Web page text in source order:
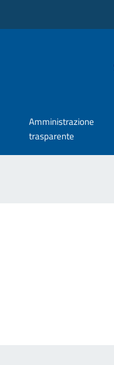
Amministrazione
trasparente